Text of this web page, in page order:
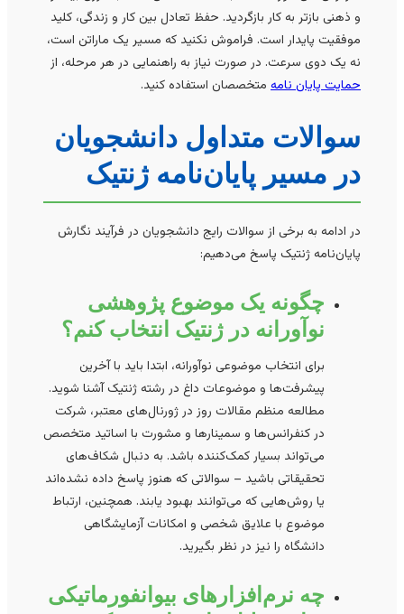
و ذهنی بازتر به کار بازگردید. حفظ تعادل بین کار و زندگی، کلید
موفقیت پایدار است. فراموش نکنید که مسیر یک ماراتن است،
نه یک دوی سرعت. در صورت نیاز به راهنمایی در هر مرحله، از
حمایت پایان نامهمتخصصان استفاده کنید.
سوالات متداول دانشجویان
در مسیر پایان‌نامه ژنتیک
در ادامه به برخی از سوالات رایج دانشجویان در فرآیند نگارش
پایان‌نامه ژنتیک پاسخ می‌دهیم:
چگونه یک موضوع پژوهشی
نوآورانه در ژنتیک انتخاب کنم؟
برای انتخاب موضوعی نوآورانه، ابتدا باید با آخرین
پیشرفت‌ها و موضوعات داغ در رشته ژنتیک آشنا شوید.
مطالعه منظم مقالات روز در ژورنال‌های معتبر، شرکت
در کنفرانس‌ها و سمینارها و مشورت با اساتید متخصص
می‌تواند بسیار کمک‌کننده باشد. به دنبال شکاف‌های
تحقیقاتی باشید – سوالاتی که هنوز پاسخ داده نشده‌اند
یا روش‌هایی که می‌توانند بهبود یابند. همچنین، ارتباط
موضوع با علایق شخصی و امکانات آزمایشگاهی
دانشگاه را نیز در نظر بگیرید.
چه نرم‌افزارهای بیوانفورماتیکی